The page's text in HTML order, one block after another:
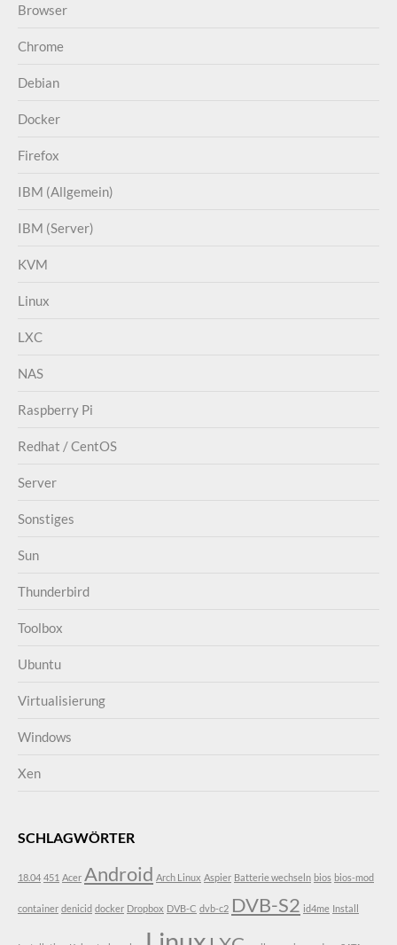
Browser
Chrome
Debian
Docker
Firefox
IBM (Allgemein)
IBM (Server)
KVM
Linux
LXC
NAS
Raspberry Pi
Redhat / CentOS
Server
Sonstiges
Sun
Thunderbird
Toolbox
Ubuntu
Virtualisierung
Windows
Xen
SCHLAGWÖRTER
18.04 451 Acer Android Arch Linux Aspier Batterie wechseln bios bios-mod
container denicid docker Dropbox DVB-C dvb-c2 DVB-S2 id4me Install